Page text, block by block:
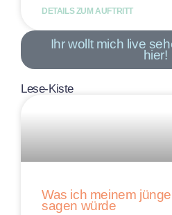
DETAILS ZUM AUFTRITT
Ihr wollt mich live
hier!
Lese-Kiste
Was ich meinem
sagen würde